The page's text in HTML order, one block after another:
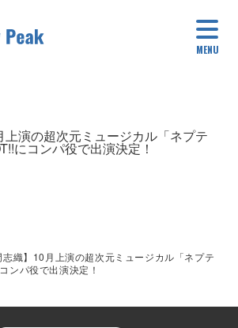
MENU
志織】10月上演の超次元ミュージカル「ネプテ
ンパ役で出演決定！
上演の超次元ミュージカル「ネプテ
にコンパ役で出演決定！